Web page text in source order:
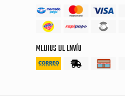
MEDIOS DE ENVÍO